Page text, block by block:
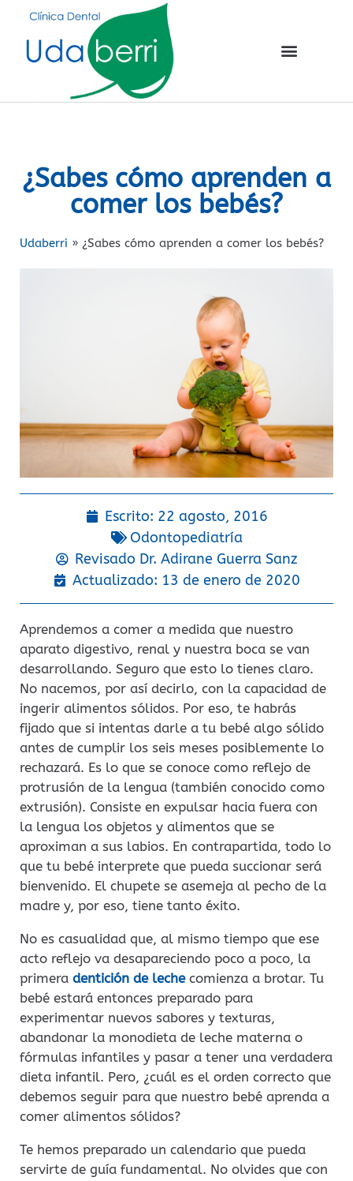
¿Sabes cómo aprenden a
comer los bebés?
Udaberri » ¿Sabes cómo aprenden a comer los bebés?
Escrito: 22 agosto, 2016
Odontopediatría
Revisado Dr. Adirane Guerra Sanz
Actualizado: 13 de enero de 2020
Aprendemos a comer a medida que nuestro
aparato digestivo, renal y nuestra boca se van
desarrollando. Seguro que esto lo tienes claro.
No nacemos, por así decirlo, con la capacidad de
ingerir alimentos sólidos. Por eso, te habrás
fijado que si intentas darle a tu bebé algo sólido
antes de cumplir los seis meses posiblemente lo
rechazará. Es lo que se conoce como reflejo de
protrusión de la lengua (también conocido como
extrusión). Consiste en expulsar hacia fuera con
la lengua los objetos y alimentos que se
aproximan a sus labios. En contrapartida, todo lo
que tu bebé interprete que pueda succionar será
bienvenido. El chupete se asemeja al pecho de la
madre y, por eso, tiene tanto éxito.
No es casualidad que, al mismo tiempo que ese
acto reflejo va desapareciendo poco a poco, la
primera dentición de lechecomienza a brotar. Tu
bebé estará entonces preparado para
experimentar nuevos sabores y texturas,
abandonar la monodieta de leche materna o
fórmulas infantiles y pasar a tener una verdadera
dieta infantil. Pero, ¿cuál es el orden correcto que
debemos seguir para que nuestro bebé aprenda a
comer alimentos sólidos?
Te hemos preparado un calendario que pueda
servirte de guía fundamental. No olvides que con